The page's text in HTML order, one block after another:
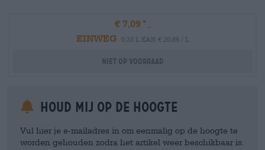
€ 7,09
EINWEG
0,33 L KAN € 20,85 / L
Niet op voorraad
Houd mij op de hoogte
Vul hier je e-mailadres in om eenmalig op de hoogte te
worden gehouden zodra het artikel weer beschikbaar is.